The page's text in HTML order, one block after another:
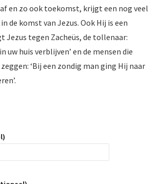
en zo ook toekomst, krijgt een nog veel
de komst van Jezus. Ook Hij is een
Jezus tegen Zacheüs, de tollenaar:
uw huis verblijven’ en de mensen die
‘Bij een zondig man ging Hij naar